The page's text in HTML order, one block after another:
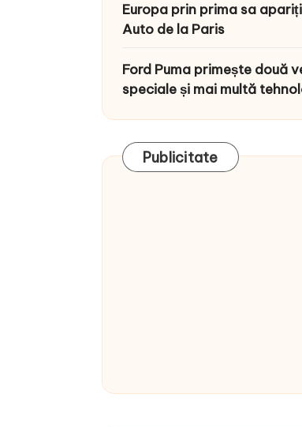
Europa prin prima sa
Auto de la Paris
Ford Puma primește două
speciale și mai multă
Publicitate